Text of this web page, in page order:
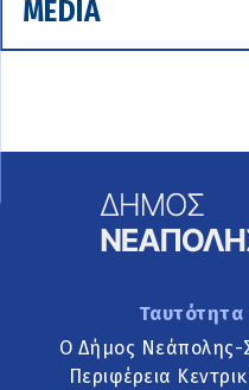
MEDIA
Ο Δήμος Νεάπολης-
Περιφέρεια